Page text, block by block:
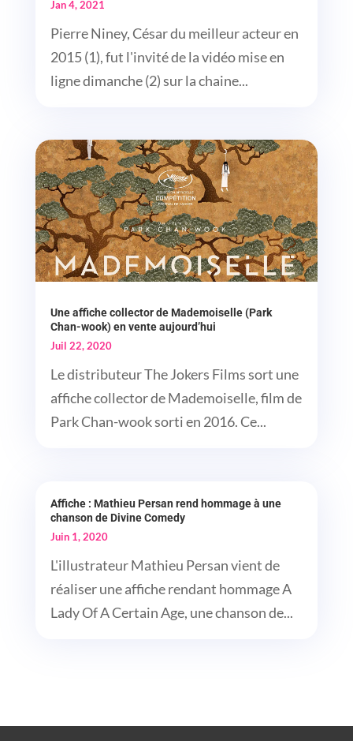
Jan 4, 2021
Pierre Niney, César du meilleur acteur en
2015 (1), fut l'invité de la vidéo mise en
ligne dimanche (2) sur la chaine...
Une affiche collector de Mademoiselle (Park
Chan-wook) en vente aujourd’hui
Juil 22, 2020
Le distributeur The Jokers Films sort une
affiche collector de Mademoiselle, film de
Park Chan-wook sorti en 2016. Ce...
Affiche : Mathieu Persan rend hommage à une
chanson de Divine Comedy
Juin 1, 2020
L'illustrateur Mathieu Persan vient de
réaliser une affiche rendant hommage A
Lady Of A Certain Age, une chanson de...